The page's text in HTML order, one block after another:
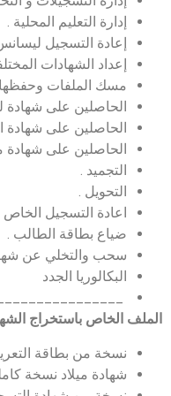
إدارة التعليم المحلية .
إعادة التسجيل
إعداد الشهادات
مسك الملفات
الحاصلين على شهادة
الحاصلين على شهادة
الحاصلين على شهادة
التجميد .
التحويل .
اعادة التسجيل الخاص
ضياع بطاقة الطالب .
سحب والتخلي عن
البكالوريا الجدد
الملف الخاص باستخراج
نسخة من بطاقة
شهادة ميلاد نسخة